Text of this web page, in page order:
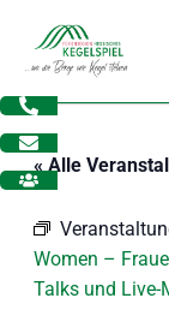
Inhalt
springen
« Alle
Women –
Talks und Live-